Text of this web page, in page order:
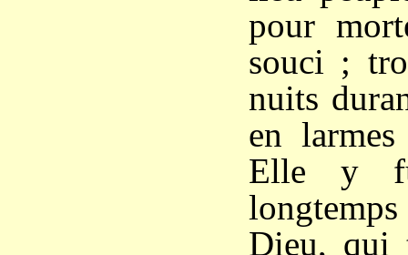
pour
souci ;
nuits
en
Elle y
Dieu, qui